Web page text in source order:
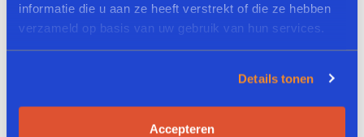
informatie die u aan ze heeft verstrekt of die ze hebben
verzameld op basis van uw gebruik van hun services.
Details tonen
Accepteren